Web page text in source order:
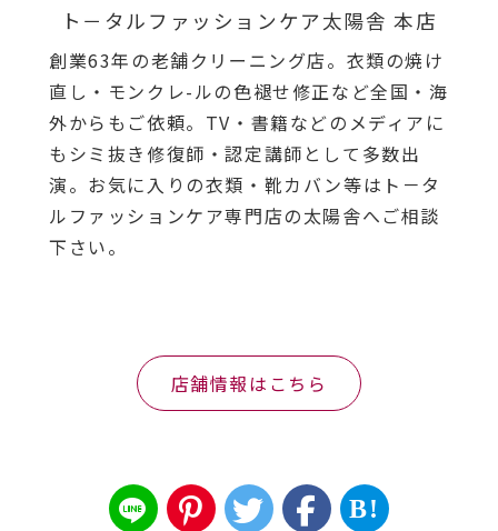
ト－タルファッションケア太陽舎 本店
創業63年の老舗クリーニング店。衣類の焼け
直し・モンクレ-ルの色褪せ修正など全国・海
外からもご依頼。TV・書籍などのメディアに
もシミ抜き修復師・認定講師として多数出
演。お気に入りの衣類・靴カバン等はト－タ
ルファッションケア専門店の太陽舎へご相談
下さい。
店舗情報はこちら
B!